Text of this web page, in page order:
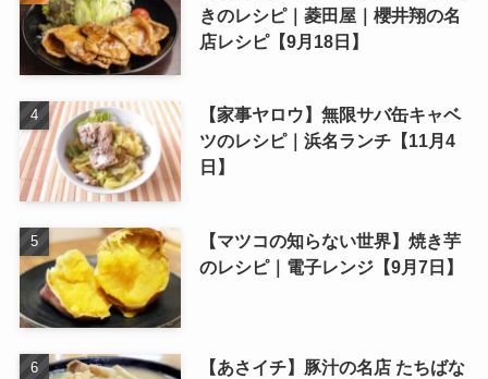
きのレシピ｜菱田屋｜櫻井翔の名
店レシピ【9月18日】
【家事ヤロウ】無限サバ缶キャベ
ツのレシピ｜浜名ランチ【11月4
日】
【マツコの知らない世界】焼き芋
のレシピ｜電子レンジ【9月7日】
【あさイチ】豚汁の名店 たちばな